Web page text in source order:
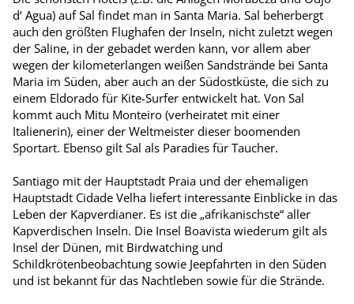
d‘ Agua) auf Sal findet man in Santa Maria. Sal beherbergt
auch den größten Flughafen der Inseln, nicht zuletzt wegen
der Saline, in der gebadet werden kann, vor allem aber
wegen der kilometerlangen weißen Sandstrände bei Santa
Maria im Süden, aber auch an der Südostküste, die sich zu
einem Eldorado für Kite-Surfer entwickelt hat. Von Sal
kommt auch Mitu Monteiro (verheiratet mit einer
Italienerin), einer der Weltmeister dieser boomenden
Sportart. Ebenso gilt Sal als Paradies für Taucher.
Santiago mit der Hauptstadt Praia und der ehemaligen
Hauptstadt Cidade Velha liefert interessante Einblicke in das
Leben der Kapverdianer. Es ist die „afrikanischste“ aller
Kapverdischen Inseln. Die Insel Boavista wiederum gilt als
Insel der Dünen, mit Birdwatching und
Schildkrötenbeobachtung sowie Jeepfahrten in den Süden
und ist bekannt für das Nachtleben sowie für die Strände.